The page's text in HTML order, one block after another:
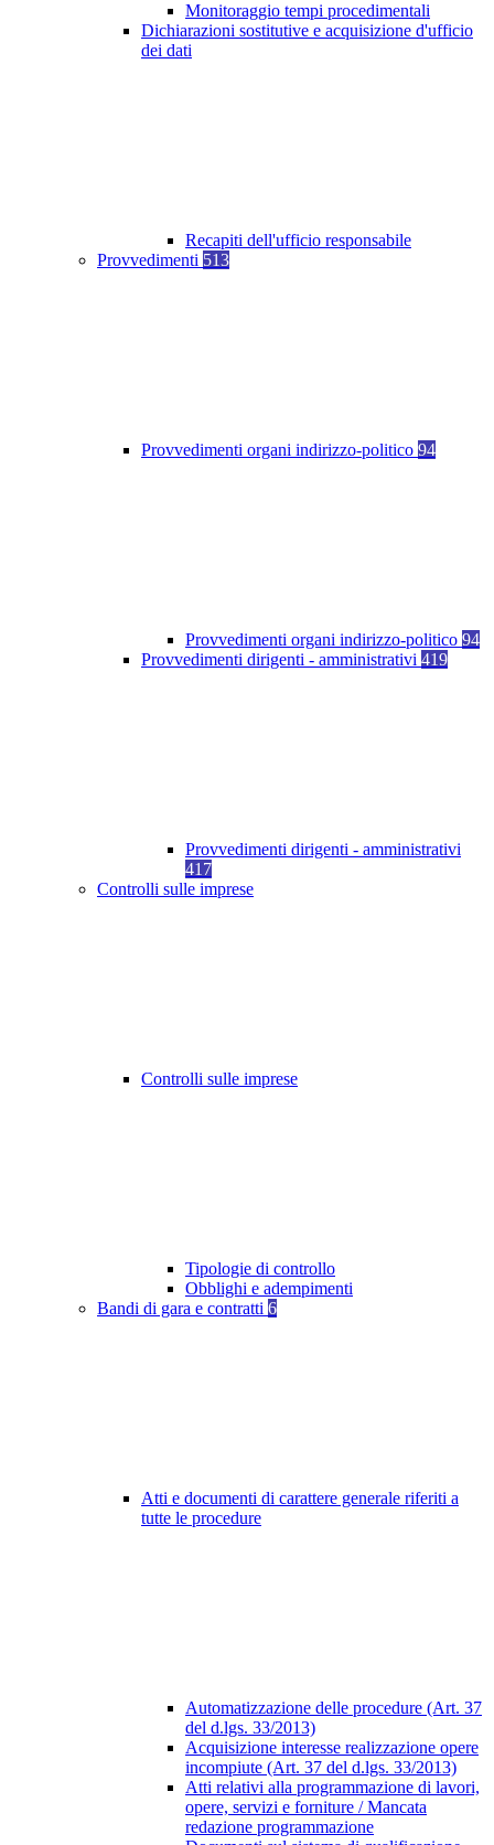
Monitoraggio tempi procedimentali
Dichiarazioni sostitutive e acquisizione d'ufficio
dei dati
Recapiti dell'ufficio responsabile
Provvedimenti 513
Provvedimenti organi indirizzo-politico 94
Provvedimenti organi indirizzo-politico 94
Provvedimenti dirigenti - amministrativi 419
Provvedimenti dirigenti - amministrativi
417
Controlli sulle imprese
Controlli sulle imprese
Tipologie di controllo
Obblighi e adempimenti
Bandi di gara e contratti 6
Atti e documenti di carattere generale riferiti a
tutte le procedure
Automatizzazione delle procedure (Art. 37
del d.lgs. 33/2013)
Acquisizione interesse realizzazione opere
incompiute (Art. 37 del d.lgs. 33/2013)
Atti relativi alla programmazione di lavori,
opere, servizi e forniture / Mancata
redazione programmazione